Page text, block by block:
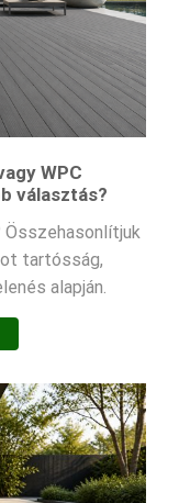
WPC
választás?
Összehasonlítjuk
tartósság,
alapján.